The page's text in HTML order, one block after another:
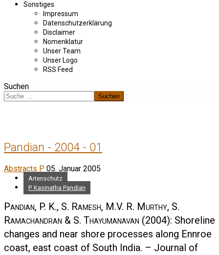
Sonstiges
Impressum
Datenschutzerklärung
Disclaimer
Nomenklatur
Unser Team
Unser Logo
RSS Feed
Suchen
Suchen
Pandian - 2004 - 01
Abstracts P 05. Januar 2005
Artenschutz
P. Kasinatha Pandian
Pandian, P. K., S. Ramesh, M.V. R. Murthy, S.
Ramachandran & S. Thayumanavan (2004): Shoreline
changes and near shore processes along Ennroe
coast, east coast of South India. – Journal of